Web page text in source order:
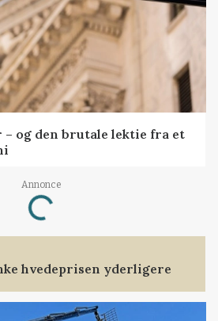
og den brutale lektie fra et
Annonce
Loading...
hvedeprisen yderligere